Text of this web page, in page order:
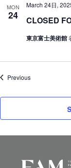
MON
24 CLOSED
March 24日,
東京富士美術館
PreviousEvents